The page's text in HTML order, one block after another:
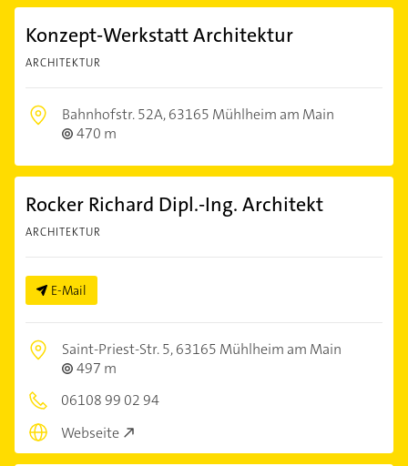
Konzept-Werkstatt Architektur
ARCHITEKTUR
Bahnhofstr. 52A,63165 Mühlheim am Main
470 m
Rocker Richard Dipl.-Ing. Architekt
ARCHITEKTUR
E-Mail
Saint-Priest-Str. 5,63165 Mühlheim am Main
497 m
06108 99 02 94
Webseite